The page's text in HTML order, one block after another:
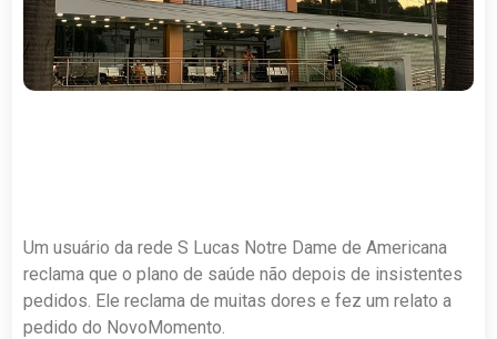
Um usuário da rede S Lucas Notre Dame de Americana
reclama que o plano de saúde não depois de insistentes
pedidos. Ele reclama de muitas dores e fez um relato a
pedido do NovoMomento.